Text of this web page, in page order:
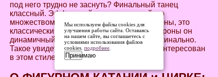
под него трудно не заснуть? Финальный танец
классный. Эффектный, хорошо снятый, со
множеством перестроений. С одной стороны, это
классический бхаратанатьям, с другой стороны он
динамичный, выглядит современно и оригинально.
Такое увидеть стоит не только тем, кто заинтересован
в этом стиле.
Мы используем файлы cookies для
улучшения работы сайта. Оставаясь
на нашем сайте, вы соглашаетесь с
условиями использования файлов
cookies. подробнее
Принимаю